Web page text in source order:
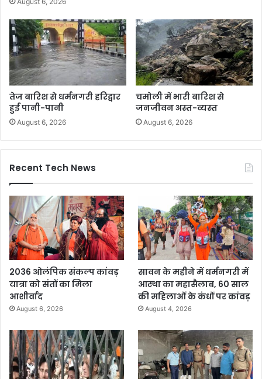
तेज बारिश से धर्मनगरी हरिद्वार
हुई पानी-पानी
August 6, 2026
चमोली में भारी बारिश से
जनजीवन अस्त-व्यस्त
August 6, 2026
Recent Tech News
2036 ओलंपिक संकल्प कांवड़
यात्रा को संतों का मिला
आशीर्वाद
August 6, 2026
सावन के महीने में धर्मनगरी में
आस्था का महासैलाब, 60 साल
की महिलाओं के कंधों पर कांवड़
August 4, 2026